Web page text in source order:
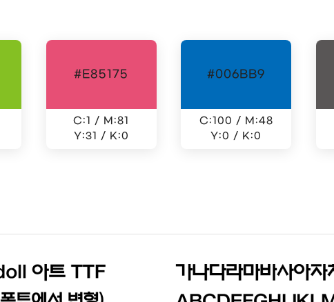
#E85175
C:1 / M:81
Y:31 / K:0
#006BB9
C:100 / M:48
Y:0 / K:0